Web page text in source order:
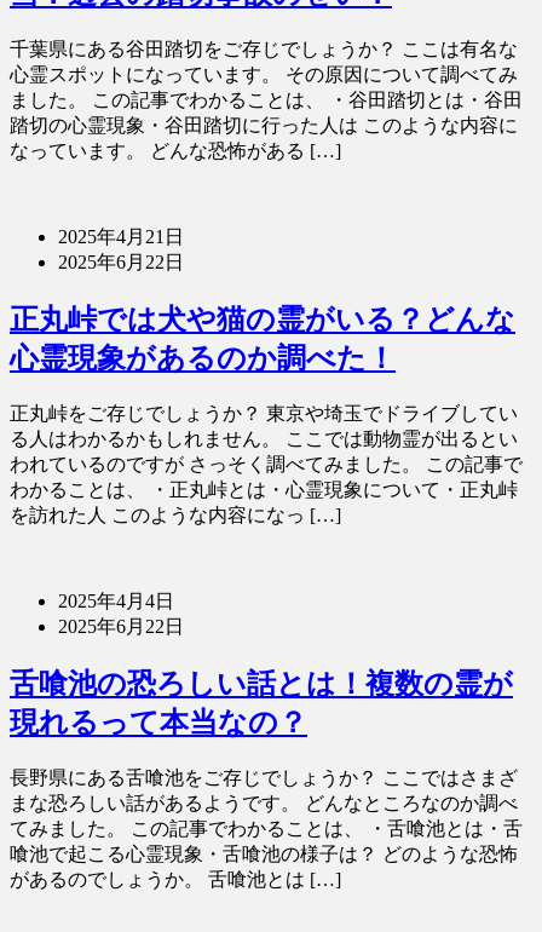
千葉県にある谷田踏切をご存じでしょうか？ ここは有名な
心霊スポットになっています。 その原因について調べてみ
ました。 この記事でわかることは、 ・谷田踏切とは・谷田
踏切の心霊現象・谷田踏切に行った人は このような内容に
なっています。 どんな恐怖がある […]
2025年4月21日
2025年6月22日
正丸峠では犬や猫の霊がいる？どんな
心霊現象があるのか調べた！
正丸峠をご存じでしょうか？ 東京や埼玉でドライブしてい
る人はわかるかもしれません。 ここでは動物霊が出るとい
われているのですが さっそく調べてみました。 この記事で
わかることは、 ・正丸峠とは・心霊現象について・正丸峠
を訪れた人 このような内容になっ […]
2025年4月4日
2025年6月22日
舌喰池の恐ろしい話とは！複数の霊が
現れるって本当なの？
長野県にある舌喰池をご存じでしょうか？ ここではさまざ
まな恐ろしい話があるようです。 どんなところなのか調べ
てみました。 この記事でわかることは、 ・舌喰池とは・舌
喰池で起こる心霊現象・舌喰池の様子は？ どのような恐怖
があるのでしょうか。 舌喰池とは […]